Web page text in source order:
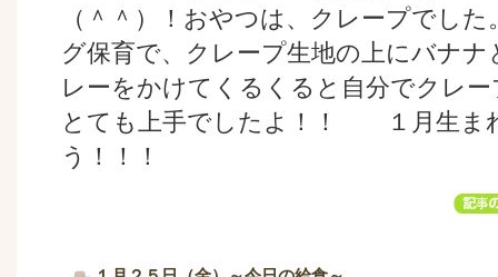
（＾＾）！おやつは、クレープでし
グ保育で、クレープ生地の上にバナ
レーをかけてくるくると自分でクレ
とても上手でしたよ！！ １月生ま
う！！！